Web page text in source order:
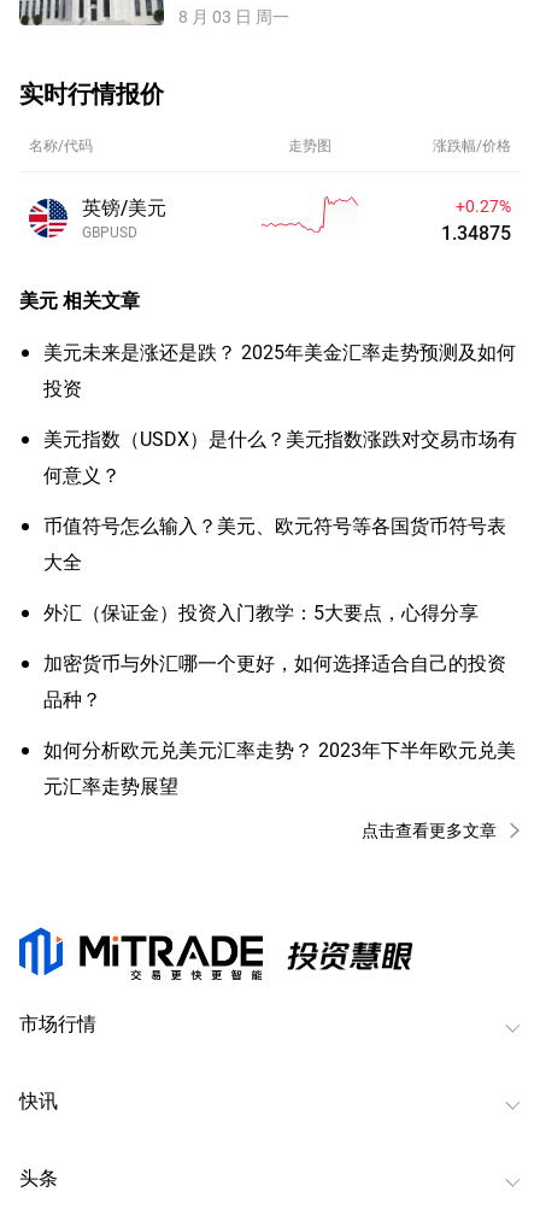
8 月 03 日 周一
实时行情报价
名称/代码 走势图 涨跌幅/价格
英镑/美元
GBPUSD
+0.27%
1.34875
美元相关文章
美元未来是涨还是跌？ 2025年美金汇率走势预测及如何
投资
美元指数（USDX）是什么？美元指数涨跌对交易市场有
何意义？
币值符号怎么输入？美元、欧元符号等各国货币符号表
大全
外汇（保证金）投资入门教学：5大要点，心得分享
加密货币与外汇哪一个更好，如何选择适合自己的投资
品种？
如何分析欧元兑美元汇率走势？ 2023年下半年欧元兑美
元汇率走势展望
点击查看更多文章
市场行情
快讯
头条